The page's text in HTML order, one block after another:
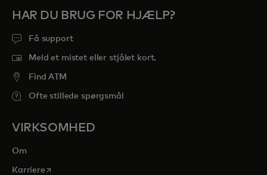
HAR DU BRUG FOR HJÆLP?
Få support
Meld et mistet eller stjålet kort.
Find ATM
Ofte stillede spørgsmål
VIRKSOMHED
Om
Karriereopens in a new tab